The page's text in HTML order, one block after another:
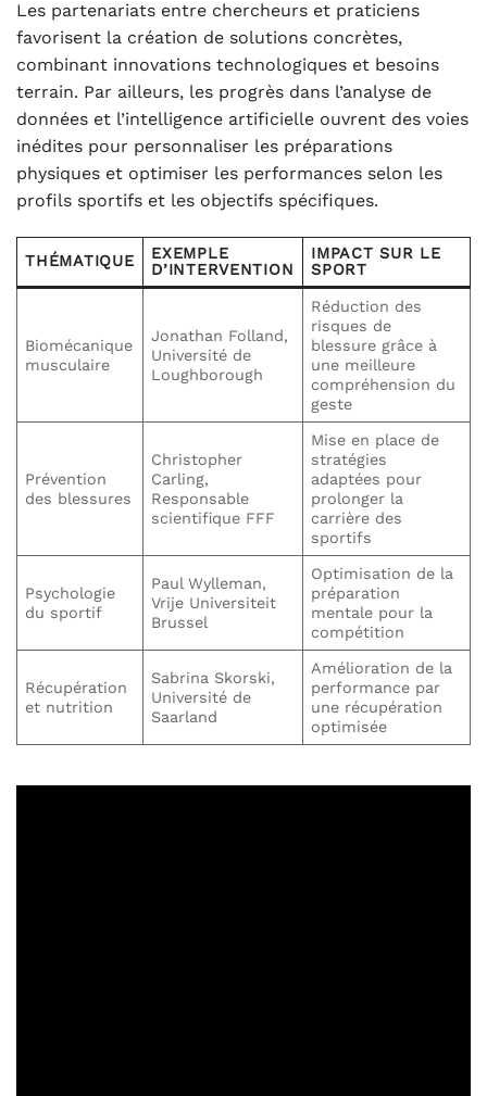
Les partenariats entre chercheurs et praticiens
favorisent la création de solutions concrètes,
combinant innovations technologiques et besoins
terrain. Par ailleurs, les progrès dans l’analyse de
données et l’intelligence artificielle ouvrent des voies
inédites pour personnaliser les préparations
physiques et optimiser les performances selon les
profils sportifs et les objectifs spécifiques.
THÉMATIQUE
EXEMPLE
D’INTERVENTION
IMPACT SUR LE
SPORT
Biomécanique
musculaire
Jonathan Folland,
Université de
Loughborough
Réduction des
risques de
blessure grâce à
une meilleure
compréhension du
geste
Prévention
des blessures
Christopher
Carling,
Responsable
scientifique FFF
Mise en place de
stratégies
adaptées pour
prolonger la
carrière des
sportifs
Psychologie
du sportif
Paul Wylleman,
Vrije Universiteit
Brussel
Optimisation de la
préparation
mentale pour la
compétition
Récupération
et nutrition
Sabrina Skorski,
Université de
Saarland
Amélioration de la
performance par
une récupération
optimisée